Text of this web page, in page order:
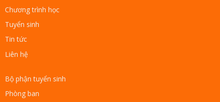
Chương trình học
Tuyển sinh
Tin tức
Liên hệ
Bộ phận tuyển sinh
Phòng ban